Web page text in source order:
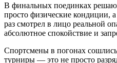
В финальных поединках
просто физические кондиции,
раз смотрел в лицо реальной
абсолютное спокойствие и
Спортсмены в погонах
турниры — это не просто